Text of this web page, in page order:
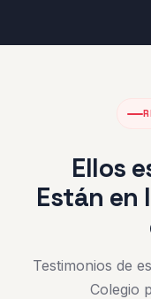
Ellos
Están en
Testimonios de
Colegio